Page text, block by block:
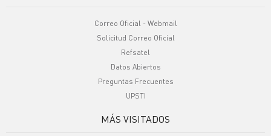
Correo Oficial - Webmail
Solicitud Correo Oficial
Refsatel
Datos Abiertos
Preguntas Frecuentes
UPSTI
MÁS VISITADOS